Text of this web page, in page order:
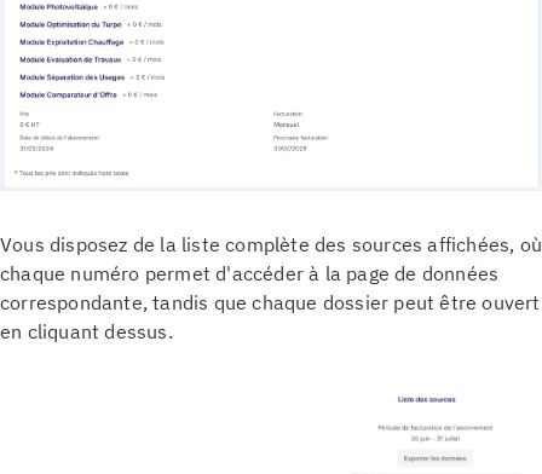
Vous disposez de la liste complète des sources affichées, où
chaque numéro permet d'accéder à la page de données
correspondante, tandis que chaque dossier peut être ouvert
en cliquant dessus.